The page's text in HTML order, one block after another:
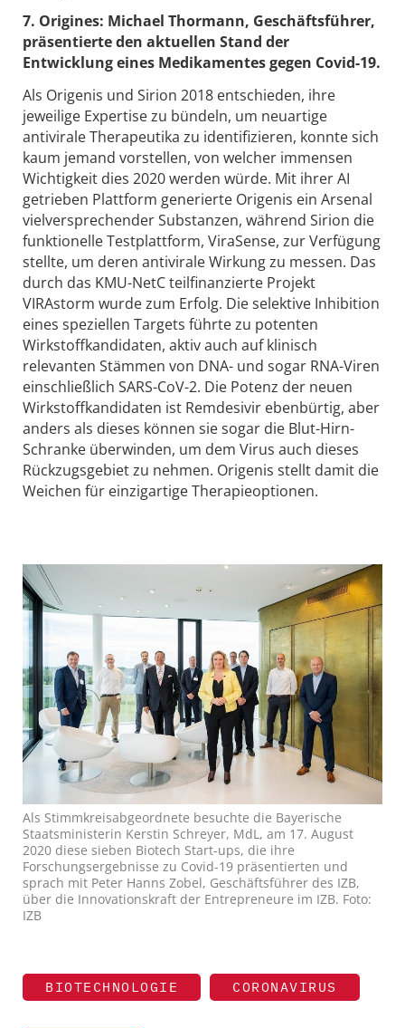
7. Origines: Michael Thormann, Geschäftsführer,
präsentierte den aktuellen Stand der
Entwicklung eines Medikamentes gegen Covid-19.
Als Origenis und Sirion 2018 entschieden, ihre
jeweilige Expertise zu bündeln, um neuartige
antivirale Therapeutika zu identifizieren, konnte sich
kaum jemand vorstellen, von welcher immensen
Wichtigkeit dies 2020 werden würde. Mit ihrer AI
getrieben Plattform generierte Origenis ein Arsenal
vielversprechender Substanzen, während Sirion die
funktionelle Testplattform, ViraSense, zur Verfügung
stellte, um deren antivirale Wirkung zu messen. Das
durch das KMU-NetC teilfinanzierte Projekt
VIRAstorm wurde zum Erfolg. Die selektive Inhibition
eines speziellen Targets führte zu potenten
Wirkstoffkandidaten, aktiv auch auf klinisch
relevanten Stämmen von DNA- und sogar RNA-Viren
einschließlich SARS-CoV-2. Die Potenz der neuen
Wirkstoffkandidaten ist Remdesivir ebenbürtig, aber
anders als dieses können sie sogar die Blut-Hirn-
Schranke überwinden, um dem Virus auch dieses
Rückzugsgebiet zu nehmen. Origenis stellt damit die
Weichen für einzigartige Therapieoptionen.
Als Stimmkreisabgeordnete besuchte die Bayerische
Staatsministerin Kerstin Schreyer, MdL, am 17. August
2020 diese sieben Biotech Start-ups, die ihre
Forschungsergebnisse zu Covid-19 präsentierten und
sprach mit Peter Hanns Zobel, Geschäftsführer des IZB,
über die Innovationskraft der Entrepreneure im IZB. Foto:
IZB
BIOTECHNOLOGIE CORONAVIRUS